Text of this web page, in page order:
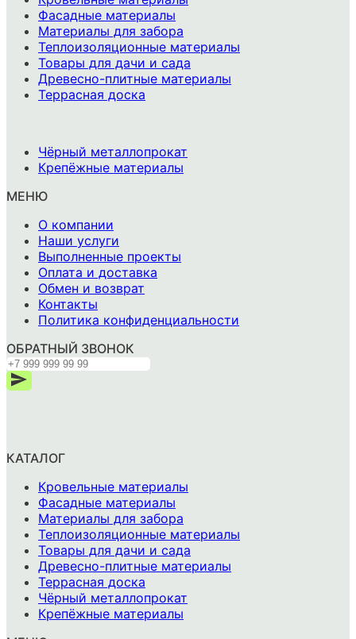
Фасадные материалы
Материалы для забора
Теплоизоляционные материалы
Товары для дачи и сада
Древесно-плитные материалы
Террасная доска
Чёрный металлопрокат
Крепёжные материалы
МЕНЮ
О компании
Наши услуги
Выполненные проекты
Оплата и доставка
Обмен и возврат
Контакты
Политика конфиденциальности
ОБРАТНЫЙ ЗВОНОК
КАТАЛОГ
Кровельные материалы
Фасадные материалы
Материалы для забора
Теплоизоляционные материалы
Товары для дачи и сада
Древесно-плитные материалы
Террасная доска
Чёрный металлопрокат
Крепёжные материалы